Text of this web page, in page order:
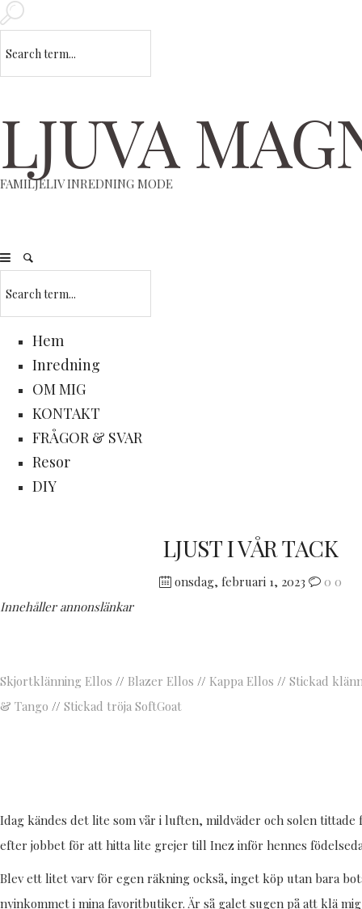
LJUVA
FAMILJELIV INREDNING MODE
Hem
Inredning
OM MIG
KONTAKT
FRÅGOR & SVAR
Resor
DIY
LJUST I VÅR TACK
onsdag, februari 1, 2023 0 0
Innehåller annonslänkar
Skjortklänning Ellos // Blazer Ellos // Kappa Ellos // Stickad
& Tango // Stickad tröja SoftGoat
Idag kändes det lite som vår i luften, mildväder och solen tittade
efter jobbet för att hitta lite grejer till Inez inför hennes
Blev ett litet varv för egen räkning också, inget köp utan bara
nyinkommet i mina favoritbutiker. Är så galet sugen på att klä